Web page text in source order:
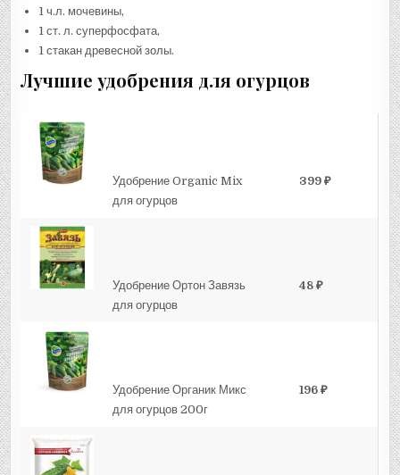
1 ч.л. мочевины,
1 ст. л. суперфосфата,
1 стакан древесной золы.
Лучшие удобрения для огурцов
Удобрение Organic Mix
для огурцов
399 ₽
Удобрение Ортон Завязь
для огурцов
48 ₽
Удобрение Органик Микс
для огурцов 200г
196 ₽